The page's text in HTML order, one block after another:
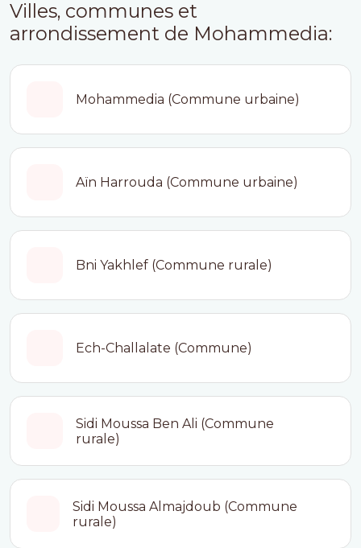
Villes, communes et
arrondissement de Mohammedia:
Mohammedia (Commune urbaine)
Aïn Harrouda (Commune urbaine)
Bni Yakhlef (Commune rurale)
Ech-Challalate (Commune)
Sidi Moussa Ben Ali (Commune
rurale)
Sidi Moussa Almajdoub (Commune
rurale)